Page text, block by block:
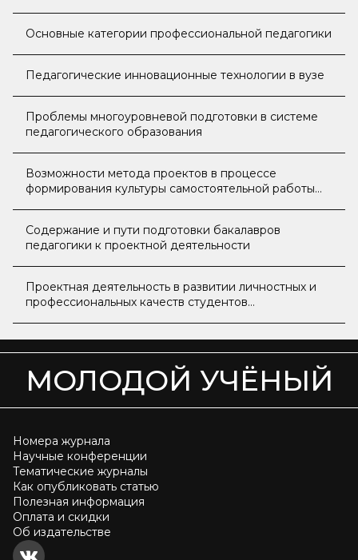
Основные категории профессиональной педагогики
Педагогические инновационные технологии в вузе
Проблемы многоуровневой подготовки в системе
педагогического образования
Возможности метода проектов в процессе
формирования культуры самостоятельной работы
Содержание и пути подготовки бакалавров
педагогики к проектной деятельности
Проектная деятельность в развитии личностных и
профессиональных качеств студентов
МОЛОДОЙ УЧЁНЫЙ
Номера журнала
Научные конференции
Тематические журналы
Как опубликовать статью
Полезная информация
Оплата и скидки
Об издательстве